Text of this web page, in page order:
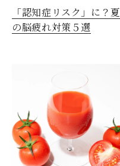
「認知症リスク」に？夏
の脳疲れ対策５選